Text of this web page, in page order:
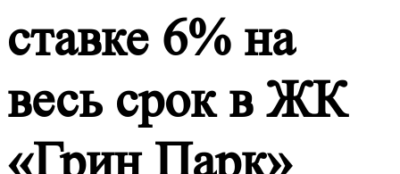
ставке 6% на
весь срок в ЖК
«Грин Парк»